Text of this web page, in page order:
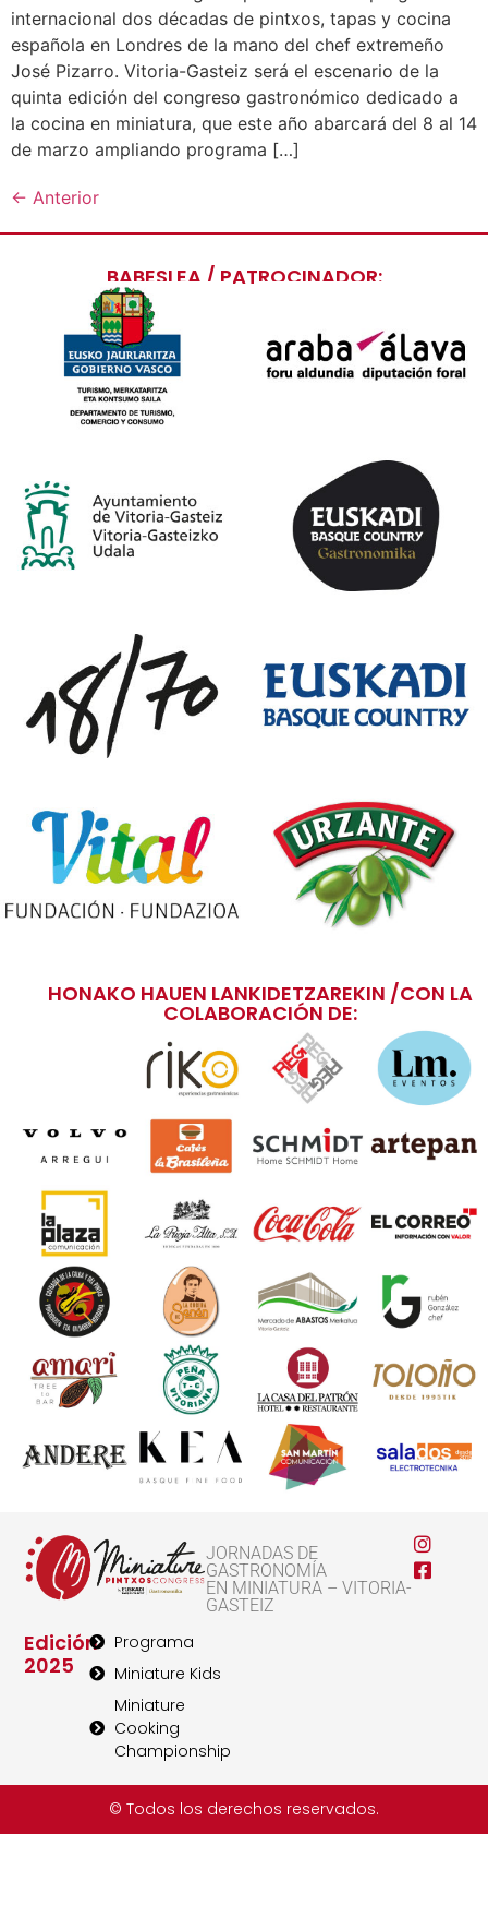
internacional dos décadas de pintxos, tapas y cocina
española en Londres de la mano del chef extremeño
José Pizarro. Vitoria-Gasteiz será el escenario de la
quinta edición del congreso gastronómico dedicado a
la cocina en miniatura, que este año abarcará del 8 al 14
de marzo ampliando programa […]
← Anterior
BABESLEA / PATROCINADOR:
HONAKO HAUEN LANKIDETZAREKIN /CON LA
COLABORACIÓN DE:
JORNADAS DE
GASTRONOMÍA
EN MINIATURA – VITORIA-
GASTEIZ
Edición
2025
Programa
Miniature Kids
Miniature
Cooking
Championship
© Todos los derechos reservados.